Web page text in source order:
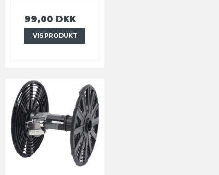
99,00 DKK
VIS PRODUKT